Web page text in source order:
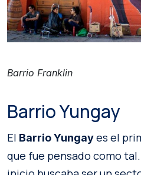
Barrio Franklin
Barrio Yungay
El Barrio Yungayes el
que fue pensado como